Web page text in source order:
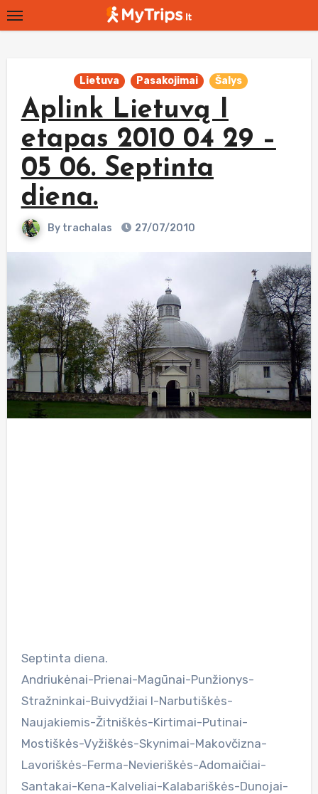
Skip
to
Lietuva Pasakojimai Šalys
Aplink Lietuvą I
etapas 2010 04 29 –
05 06. Septinta
diena.
By trachalas 27/07/2010
Septinta diena.
Andriukėnai-Prienai-Magūnai-Punžionys-
Stražninkai-Buivydžiai I-Narbutiškės-
Naujakiemis-Žitniškės-Kirtimai-Putinai-
Mostiškės-Vyžiškės-Skynimai-Makovčizna-
Lavoriškės-Ferma-Nevieriškės-Adomaičiai-
Santakai-Kena-Kalveliai-Kalabariškės-Dunojai-